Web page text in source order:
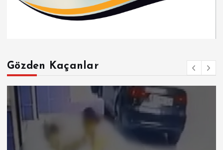
Gözden Kaçanlar